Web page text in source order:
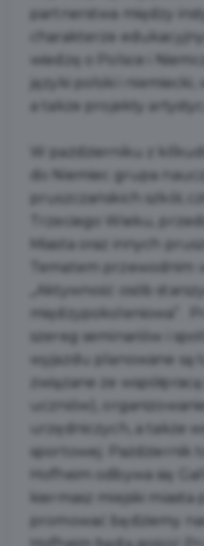
partnerstwa między
charakterze
wiedzę o Polsce i
języki polski i niemiecki,
a także projekty
W październiku z
do Niemiec grupa
pruszczańskich szkół,
Trzeciego Wieku,
Miasta oraz innych
Tematem przewodnim
„Aktywność osób
międzypokoleniowa”.
szereg seminariów i
wyjazdu planowane są
związane ze
uczniów),
urzędniczych, a także
sportowej. Październik
Hofheim odbywa się
kiermasz miejski miasta
promować będziemy